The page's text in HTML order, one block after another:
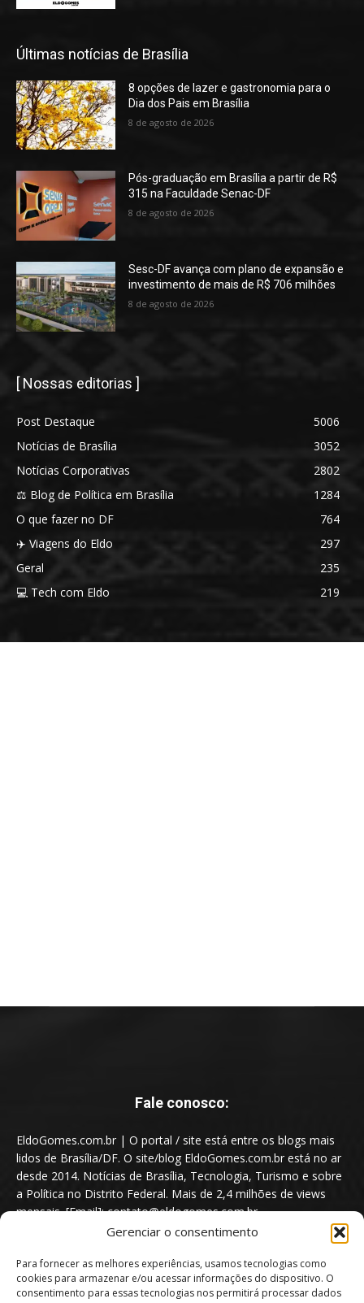
Gerenciar o consentimento
Para fornecer as melhores experiências, usamos tecnologias como
cookies para armazenar e/ou acessar informações do dispositivo. O
consentimento para essas tecnologias nos permitirá processar dados
Últimas notícias de Brasília
8 opções de lazer e gastronomia para o
Dia dos Pais em Brasília
8 de agosto de 2026
Pós-graduação em Brasília a partir de R$
315 na Faculdade Senac-DF
8 de agosto de 2026
Sesc-DF avança com plano de expansão e
investimento de mais de R$ 706 milhões
8 de agosto de 2026
[ Nossas editorias ]
Post Destaque
5006
Notícias de Brasília
3052
Notícias Corporativas
2802
⚖️ Blog de Política em Brasília
1284
O que fazer no DF
764
✈️ Viagens do Eldo
297
Geral
235
💻 Tech com Eldo
219
Fale conosco:
EldoGomes.com.br | O portal / site está entre os blogs mais
lidos de Brasília/DF. O site/blog EldoGomes.com.br está no ar
desde 2014. Notícias de Brasília, Tecnologia, Turismo e sobre
a Política no Distrito Federal. Mais de 2,4 milhões de views
mensais. [Email]: contato@eldogomes.com.br